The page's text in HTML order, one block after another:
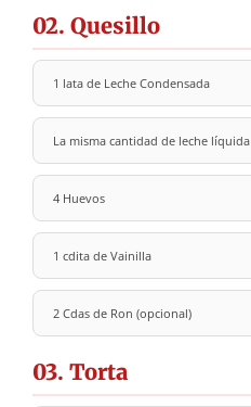
02. Quesillo
1 lata de Leche Condensada
La misma cantidad de leche líquida
4 Huevos
1 cdita de Vainilla
2 Cdas de Ron (opcional)
03. Torta